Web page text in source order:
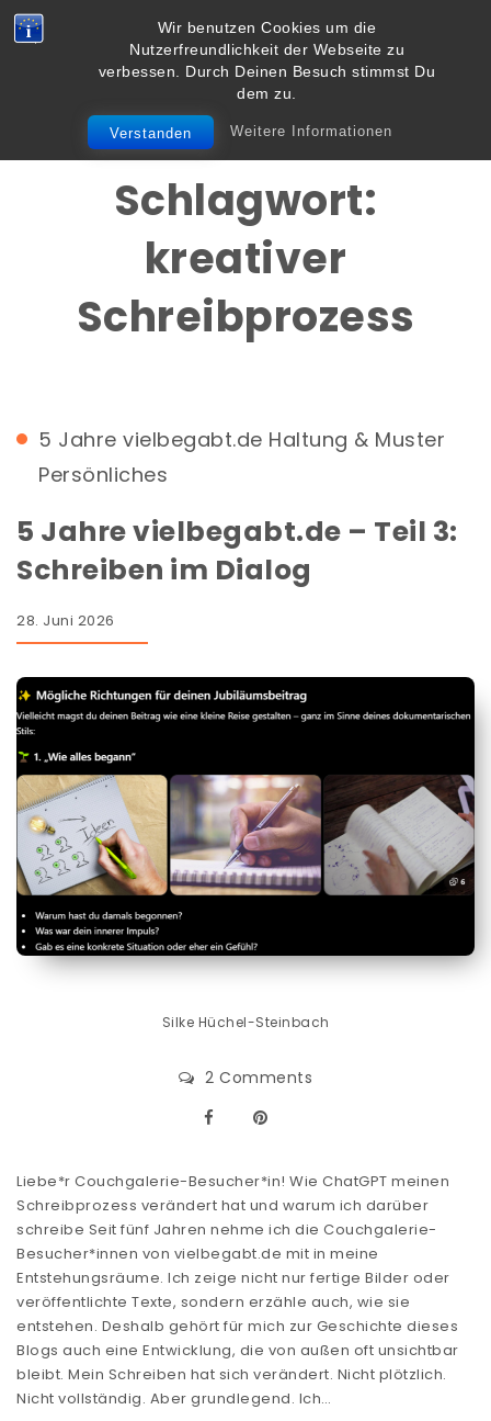
Wir benutzen Cookies um die
Nutzerfreundlichkeit der Webseite zu
verbessen. Durch Deinen Besuch stimmst Du
dem zu.
Verstanden Weitere Informationen
Skip to content
Vielbegabt.de
Toggle
navigation
Schlagwort:
kreativer
Schreibprozess
5 Jahre vielbegabt.de Haltung & Muster
Persönliches
5 Jahre vielbegabt.de – Teil 3:
Schreiben im Dialog
28. Juni 2026
Silke Hüchel-Steinbach
2 Comments
Liebe*r Couchgalerie-Besucher*in! Wie ChatGPT meinen
Schreibprozess verändert hat und warum ich darüber
schreibe Seit fünf Jahren nehme ich die Couchgalerie-
Besucher*innen von vielbegabt.de mit in meine
Entstehungsräume. Ich zeige nicht nur fertige Bilder oder
veröffentlichte Texte, sondern erzähle auch, wie sie
entstehen. Deshalb gehört für mich zur Geschichte dieses
Blogs auch eine Entwicklung, die von außen oft unsichtbar
bleibt. Mein Schreiben hat sich verändert. Nicht plötzlich.
Nicht vollständig. Aber grundlegend. Ich…